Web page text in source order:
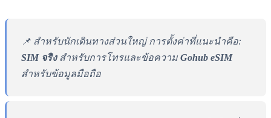
📌 สำหรับนักเดินทางส่วนใหญ่ การตั้งค่าที่แนะนำคือ:
SIM จริงสำหรับการโทรและข้อความ Gohub eSIM
สำหรับข้อมูลมือถือ